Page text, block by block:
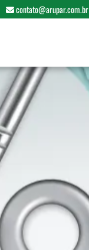
contato@arupar.com.br